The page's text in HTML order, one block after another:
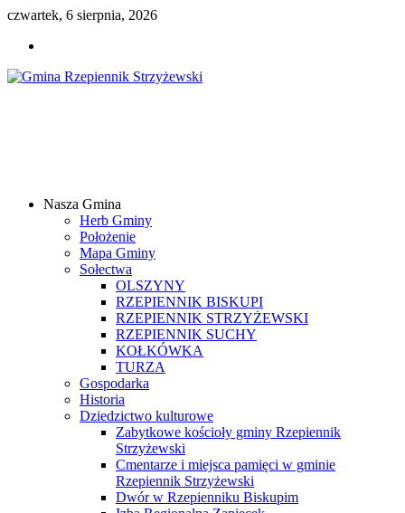
czwartek, 6 sierpnia, 2026
Samorządowy
Internetowy
Nasza Gmina
Herb Gminy
Położenie
Mapa Gminy
Sołectwa
OLSZYNY
RZEPIENNIK BISKUPI
RZEPIENNIK STRZYŻEWSKI
RZEPIENNIK SUCHY
KOŁKÓWKA
TURZA
Gospodarka
Historia
Dziedzictwo kulturowe
Zabytkowe kościoły gminy Rzepiennik
Strzyżewski
Cmentarze i miejsca pamięci w gminie
Rzepiennik Strzyżewski
Dwór w Rzepienniku Biskupim